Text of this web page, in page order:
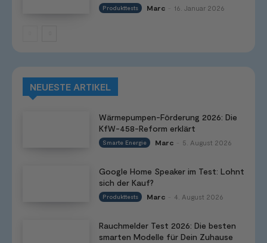
Produkttests Marc 16. Januar 2026
NEUESTE ARTIKEL
Wärmepumpen-Förderung 2026: Die
KfW-458-Reform erklärt
Smarte Energie Marc 5. August 2026
Google Home Speaker im Test: Lohnt
sich der Kauf?
Produkttests Marc 4. August 2026
Rauchmelder Test 2026: Die besten
smarten Modelle für Dein Zuhause